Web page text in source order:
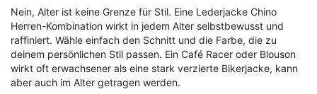
Nein, Alter ist keine Grenze für Stil. Eine Lederjacke Chino
Herren-Kombination wirkt in jedem Alter selbstbewusst und
raffiniert. Wähle einfach den Schnitt und die Farbe, die zu
deinem persönlichen Stil passen. Ein Café Racer oder Blouson
wirkt oft erwachsener als eine stark verzierte Bikerjacke, kann
aber auch im Alter getragen werden.